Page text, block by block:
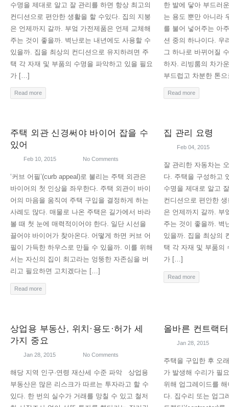
수명을 제대로 알고 잘 관리를 하면 항상 최고의
컨디션으로 편안한 생활을 할 수있다. 집의 지붕
은 언제까지 갈까. 부엌 가전제품은 언제 교체해
주는 것이 좋을까. 벽난로는 내년에도 사용할 수
있을까. 집을 최상의 컨디션으로 유지하려면 주
택 각 자재 및 부품의 수명을 파악하고 있을 필요
가 […]
Read more
한 발에 닿아 부드러
는 용도 뿐만 아니라
를 불어 넣어주는 아
션 중의 하나이다. 우
그 하나로 바뀌어질
하자. 리빙룸의 차가
부드럽고 차분한 톤
Read more
주택 외관 신경써야 바이어 잡을 수
있어
Feb 10, 2015 No Comments
‘커브 어필’(curb appeal)로 불리는 주택 외관은
바이어의 첫 인상을 좌우한다. 주택 외관이 바이
어의 마음을 움직여 주택 구입을 결정하게 하는
사례도 많다. 매물로 나온 주택은 길가에서 바라
볼 때 첫 눈에 매력적이어야 한다. 일단 시선을
끌어야 바이어가 찾아온다. 어떻게 하면 커브 어
필이 가득한 하우스로 만들 수 있을까. 이를 위해
서는 자신의 집이 최고라는 엉뚱한 자존심을 버
리고 필요하면 고치겠다는 […]
Read more
집 관리 요령
Feb 04, 2015
잘 관리한 자동차는
다. 주택을 구성하고
수명을 제대로 알고
컨디션으로 편안한
은 언제까지 갈까. 부
주는 것이 좋을까. 벽
있을까. 집을 최상의
택 각 자재 및 부품의
가 […]
Read more
상업용 부동산, 위치·용도·허가 세
가지 중요
Jan 28, 2015 No Comments
해당 지역 인구·연령 재산세 수준 파악 상업용
부동산은 많은 리스크가 따르는 투자라고 할 수
있다. 한 번의 실수가 거래를 망칠 수 있고 철저
올바른 컨트랙터
Jan 28, 2015
주택을 구입한 후 오
가 발생해 수리가 필
위해 업그레이드를
다. 집수리 또는 업그